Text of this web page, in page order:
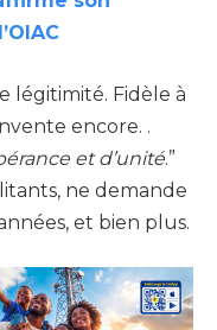
légitimité. Fidèle à
encore. .
et d’unité.”
ne demande
et bien plus.